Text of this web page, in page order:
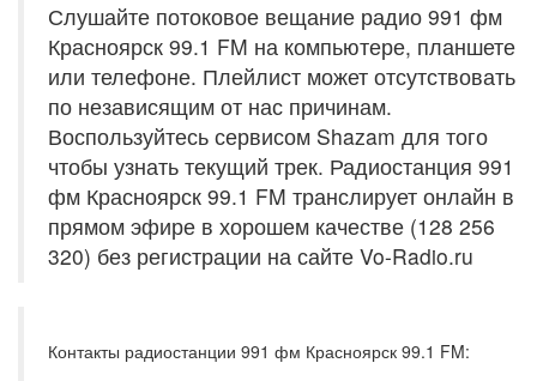
Слушайте потоковое вещание радио 991 фм
Красноярск 99.1 FM на компьютере, планшете
или телефоне. Плейлист может отсутствовать
по независящим от нас причинам.
Воспользуйтесь сервисом Shazam для того
чтобы узнать текущий трек. Радиостанция 991
фм Красноярск 99.1 FM транслирует онлайн в
прямом эфире в хорошем качестве (128 256
320) без регистрации на сайте Vo-Radio.ru
Контакты радиостанции 991 фм Красноярск 99.1 FM: